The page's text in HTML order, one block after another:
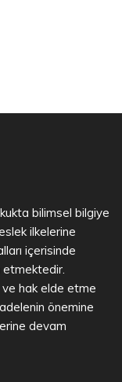
bilimsel bilgiye
ilkelerine
içerisinde
hak elde etme
önemine
devam